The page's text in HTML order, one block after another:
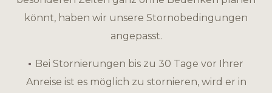
könnt, haben wir unsere Stornobedingungen
angepasst.
Bei Stornierungen bis zu 30 Tage vor Ihrer
Anreise ist es möglich zu stornieren, wird er in